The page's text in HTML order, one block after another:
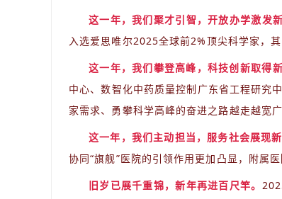
这一年，我们聚才引智，开放办学激发新
入选爱思唯尔2025全球前2%顶尖科学家，
这一年，我们攀登高峰，科技创新取得新
中心、数智化中药质量控制广东省工程研究中
家需求、勇攀科学高峰的奋进之路越走越宽广
这一年，我们主动担当，服务社会展现
协同“旗舰”医院的引领作用更加凸显，附属
旧岁已展千重锦，新年再进百尺竿。